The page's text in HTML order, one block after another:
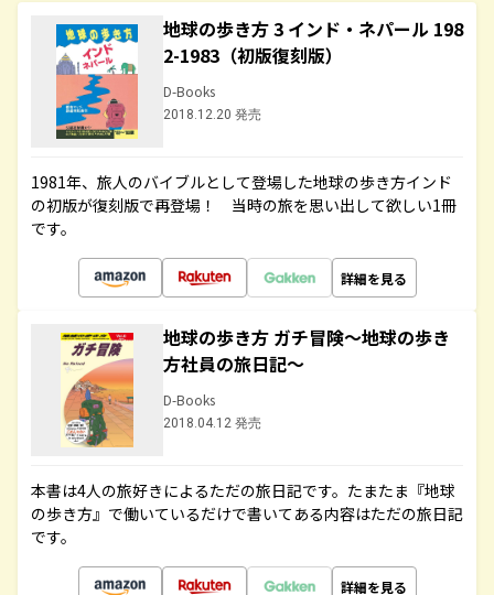
地球の歩き方 3 インド・ネパール 198
2-1983（初版復刻版）
D-Books
2018.12.20 発売
1981年、旅人のバイブルとして登場した地球の歩き方インド
の初版が復刻版で再登場！ 当時の旅を思い出して欲しい1冊
です。
詳細を見る
地球の歩き方 ガチ冒険～地球の歩き
方社員の旅日記～
D-Books
2018.04.12 発売
本書は4人の旅好きによるただの旅日記です。たまたま『地球
の歩き方』で働いているだけで書いてある内容はただの旅日記
です。
詳細を見る